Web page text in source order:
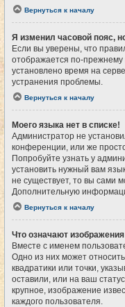
Вернуться к началу
Я изменил часовой пояс,
Если вы уверены, что
отображается по-прежнему
установлено время на
устранения проблемы.
Вернуться к началу
Моего языка нет в списке!
Администратор не
конференции, или же
Попробуйте узнать у
установить нужный вам
не существует, то вы сами
Дополнительную
Вернуться к началу
Что означают
Вместе с именем
Одно из них может
квадратики или точки,
оставили, или на ваш
крупное, изображение
каждого пользователя.